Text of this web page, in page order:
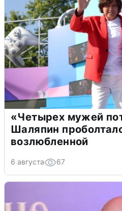
«Четырех мужей
Шаляпин
возлюбленной
6 августа 67